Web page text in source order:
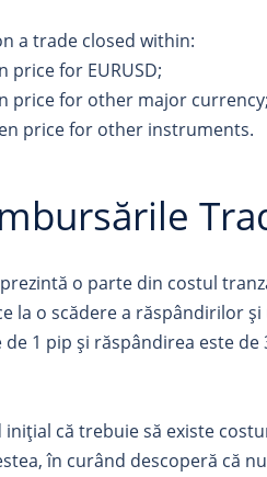
a trade closed within:
price for EURUSD;
price for other major currency;
price for other instruments.
o parte din costul
la o scădere a răspândirilor
1 pip și răspândirea este
că trebuie să existe
în curând descoperă că